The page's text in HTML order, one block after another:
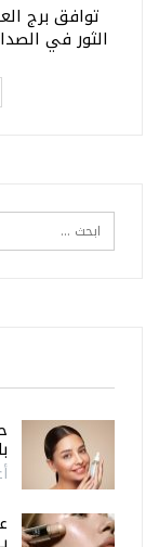
توافق برج
الثور في الصداقة